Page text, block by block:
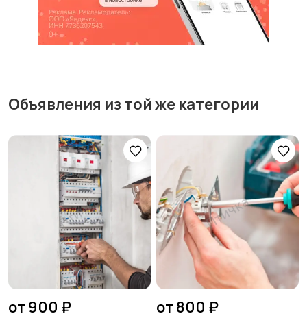
Объявления из той же категории
от 900 ₽ от 800 ₽